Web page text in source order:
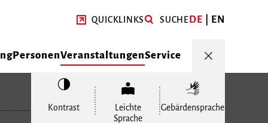
QUICKLINKS SUCHEDE EN
PersonenVeranstaltungenService
Kontrast
Leichte
Sprache
Gebärdensprache